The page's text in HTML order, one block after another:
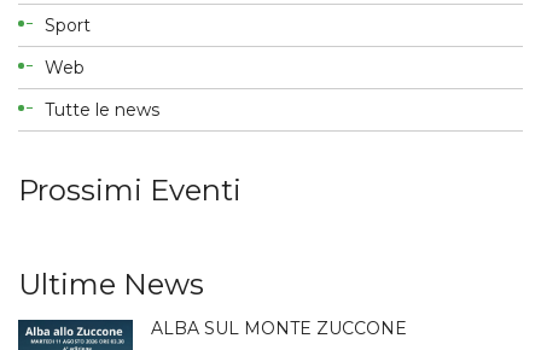
Sport
Web
Tutte le news
Prossimi Eventi
Ultime News
ALBA SUL MONTE ZUCCONE